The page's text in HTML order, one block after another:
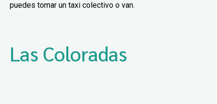
puedes tomar un taxi colectivo o van.
Las Coloradas